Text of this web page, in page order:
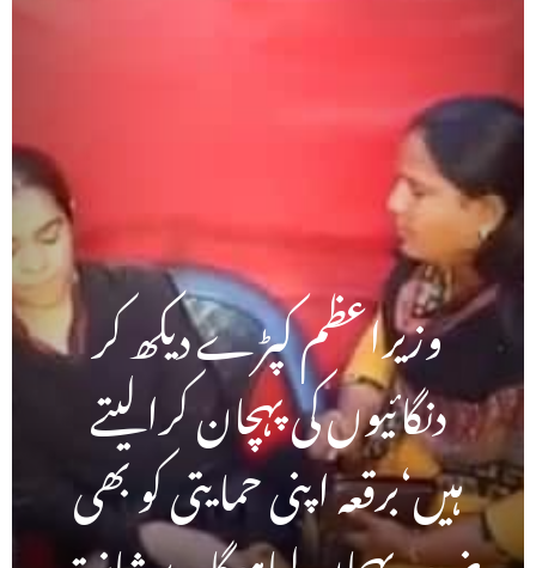
وزیراعظم کپڑے دیکھ کر
دنگائیوں کی پہچان کرالیتے
ہیں‘برقعہ اپنی حمایتی کو بھی